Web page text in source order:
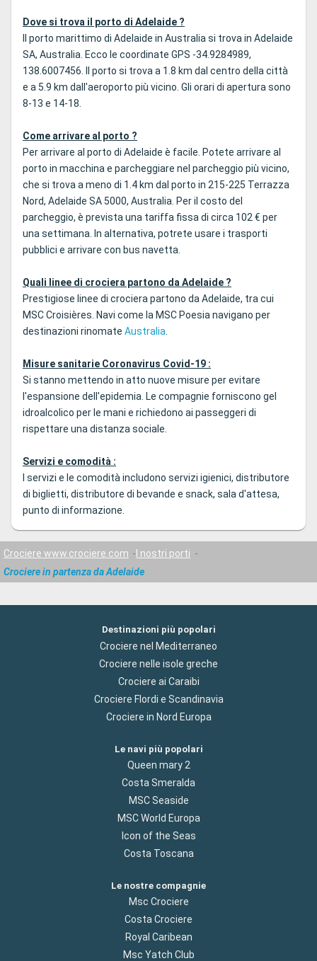
Dove si trova il porto di Adelaide ?
Il porto marittimo di Adelaide in Australia si trova in Adelaide
SA, Australia. Ecco le coordinate GPS -34.9284989,
138.6007456. Il porto si trova a 1.8 km dal centro della città
e a 5.9 km dall'aeroporto più vicino. Gli orari di apertura sono
8-13 e 14-18.
Come arrivare al porto ?
Per arrivare al porto di Adelaide è facile. Potete arrivare al
porto in macchina e parcheggiare nel parcheggio più vicino,
che si trova a meno di 1.4 km dal porto in 215-225 Terrazza
Nord, Adelaide SA 5000, Australia. Per il costo del
parcheggio, è prevista una tariffa fissa di circa 102 € per
una settimana. In alternativa, potrete usare i trasporti
pubblici e arrivare con bus navetta.
Quali linee di crociera partono da Adelaide ?
Prestigiose linee di crociera partono da Adelaide, tra cui
MSC Croisières. Navi come la MSC Poesia navigano per
destinazioni rinomate Australia.
Misure sanitarie Coronavirus Covid-19 :
Si stanno mettendo in atto nuove misure per evitare
l'espansione dell'epidemia. Le compagnie forniscono gel
idroalcolico per le mani e richiedono ai passeggeri di
rispettare una distanza sociale.
Servizi e comodità :
I servizi e le comodità includono servizi igienici, distributore
di biglietti, distributore di bevande e snack, sala d'attesa,
punto di informazione.
Crociere www.crociere.com
I nostri porti
Crociere in partenza da Adelaide
Destinazioni più popolari
Crociere nel Mediterraneo
Crociere nelle isole greche
Crociere ai Caraibi
Crociere Flordi e Scandinavia
Crociere in Nord Europa
Le navi più popolari
Queen mary 2
Costa Smeralda
MSC Seaside
MSC World Europa
Icon of the Seas
Costa Toscana
Le nostre compagnie
Msc Crociere
Costa Crociere
Royal Caribean
Msc Yatch Club